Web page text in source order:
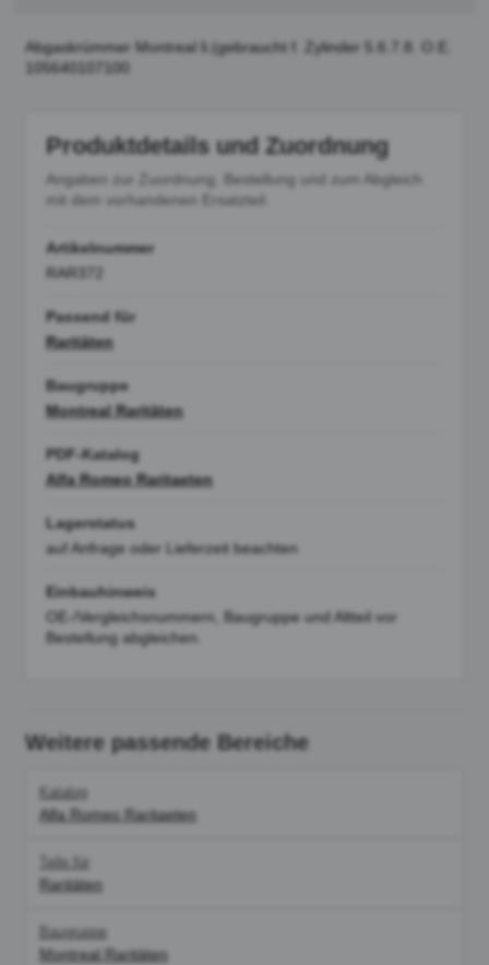
Abgaskrümmer Montreal li.(gebraucht f. Zylinder 5.6.7.8. O.E.
105640107100
Produktdetails und Zuordnung
Angaben zur Zuordnung, Bestellung und zum Abgleich
mit dem vorhandenen Ersatzteil.
Artikelnummer
RAR372
Passend für
Raritäten
Baugruppe
Montreal Raritäten
PDF-Katalog
Alfa Romeo Raritaeten
Lagerstatus
auf Anfrage oder Lieferzeit beachten
Einbauhinweis
OE-/Vergleichsnummern, Baugruppe und Altteil vor
Bestellung abgleichen.
Weitere passende Bereiche
Katalog
Alfa Romeo Raritaeten
Teile für
Raritäten
Baugruppe
Montreal Raritäten